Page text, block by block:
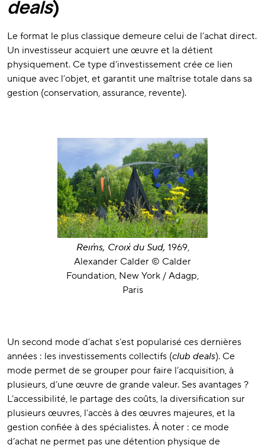
deals)
Le format le plus classique demeure celui de l’achat direct.
Un investisseur acquiert une œuvre et la détient
physiquement. Ce type d’investissement crée ce lien
unique avec l’objet, et garantit une maîtrise totale dans sa
gestion (conservation, assurance, revente).
Reims, Croix du Sud, 1969,
Alexander Calder © Calder
Foundation, New York / Adagp,
Paris
Un second mode d’achat s’est popularisé ces dernières
années : les investissements collectifs (club deals). Ce
mode permet de se grouper pour faire l’acquisition, à
plusieurs, d’une œuvre de grande valeur. Ses avantages ?
L’accessibilité, le partage des coûts, la diversification sur
plusieurs œuvres, l’accès à des œuvres majeures, et la
gestion confiée à des spécialistes. À noter : ce mode
d’achat ne permet pas une détention physique de